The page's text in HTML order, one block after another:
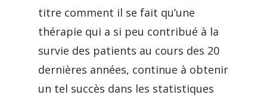
titre comment il se fait qu’une
thérapie qui a si peu contribué à la
survie des patients au cours des 20
dernières années, continue à obtenir
un tel succès dans les statistiques